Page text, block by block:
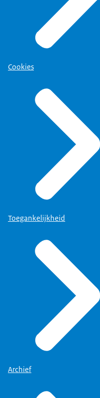
Cookies
Toegankelijkheid
Archief